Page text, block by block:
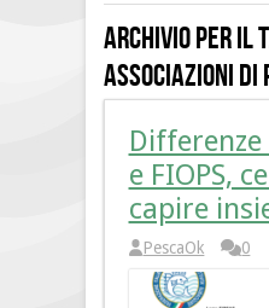
Archivio per il
associazioni di
Differenze
e FIOPS,
capire
PescaOk 0